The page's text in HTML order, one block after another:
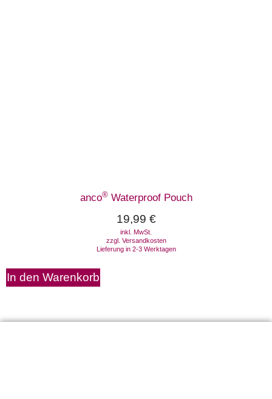
anco®Waterproof Pouch
19,99 €
inkl. MwSt.
zzgl. Versandkosten
Lieferung in 2-3 Werktagen
In den Warenkorb